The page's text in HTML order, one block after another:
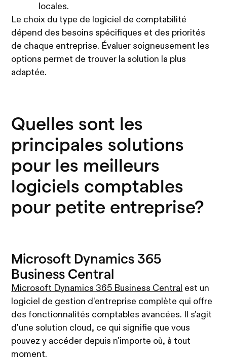
locales.
Le choix du type de logiciel de comptabilité
dépend des besoins spécifiques et des priorités
de chaque entreprise. Évaluer soigneusement les
options permet de trouver la solution la plus
adaptée.
Quelles sont les
principales solutions
pour les meilleurs
logiciels comptables
pour petite entreprise?
Microsoft Dynamics 365
Business Central
Microsoft Dynamics 365 Business Central est un
logiciel de gestion d'entreprise complète qui offre
des fonctionnalités comptables avancées. Il s'agit
d'une solution cloud, ce qui signifie que vous
pouvez y accéder depuis n'importe où, à tout
moment.